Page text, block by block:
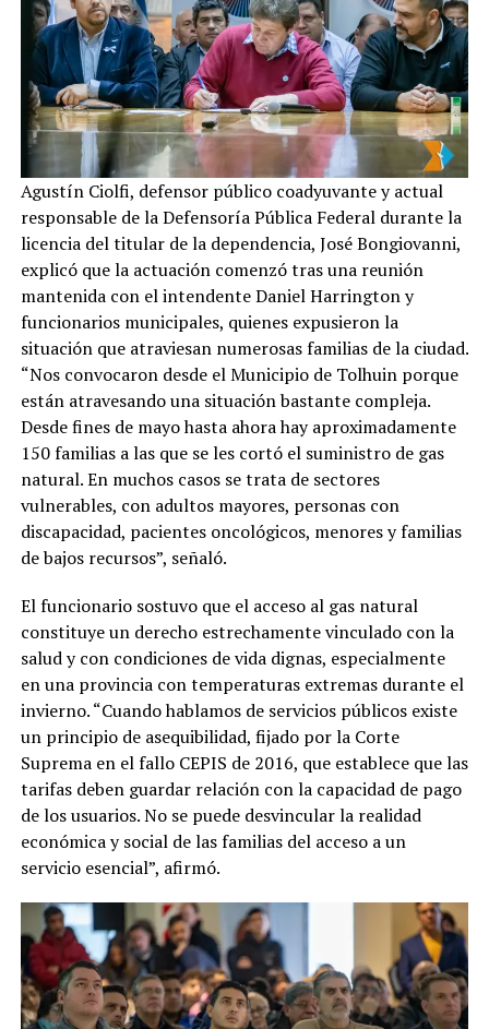
Agustín Ciolfi, defensor público coadyuvante y actual
responsable de la Defensoría Pública Federal durante la
licencia del titular de la dependencia, José Bongiovanni,
explicó que la actuación comenzó tras una reunión
mantenida con el intendente Daniel Harrington y
funcionarios municipales, quienes expusieron la
situación que atraviesan numerosas familias de la ciudad.
“Nos convocaron desde el Municipio de Tolhuin porque
están atravesando una situación bastante compleja.
Desde fines de mayo hasta ahora hay aproximadamente
150 familias a las que se les cortó el suministro de gas
natural. En muchos casos se trata de sectores
vulnerables, con adultos mayores, personas con
discapacidad, pacientes oncológicos, menores y familias
de bajos recursos”, señaló.
El funcionario sostuvo que el acceso al gas natural
constituye un derecho estrechamente vinculado con la
salud y con condiciones de vida dignas, especialmente
en una provincia con temperaturas extremas durante el
invierno. “Cuando hablamos de servicios públicos existe
un principio de asequibilidad, fijado por la Corte
Suprema en el fallo CEPIS de 2016, que establece que las
tarifas deben guardar relación con la capacidad de pago
de los usuarios. No se puede desvincular la realidad
económica y social de las familias del acceso a un
servicio esencial”, afirmó.